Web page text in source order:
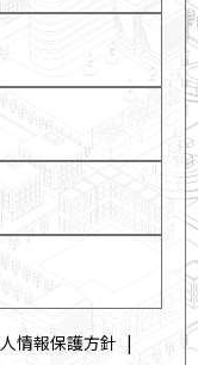
情報保護方針